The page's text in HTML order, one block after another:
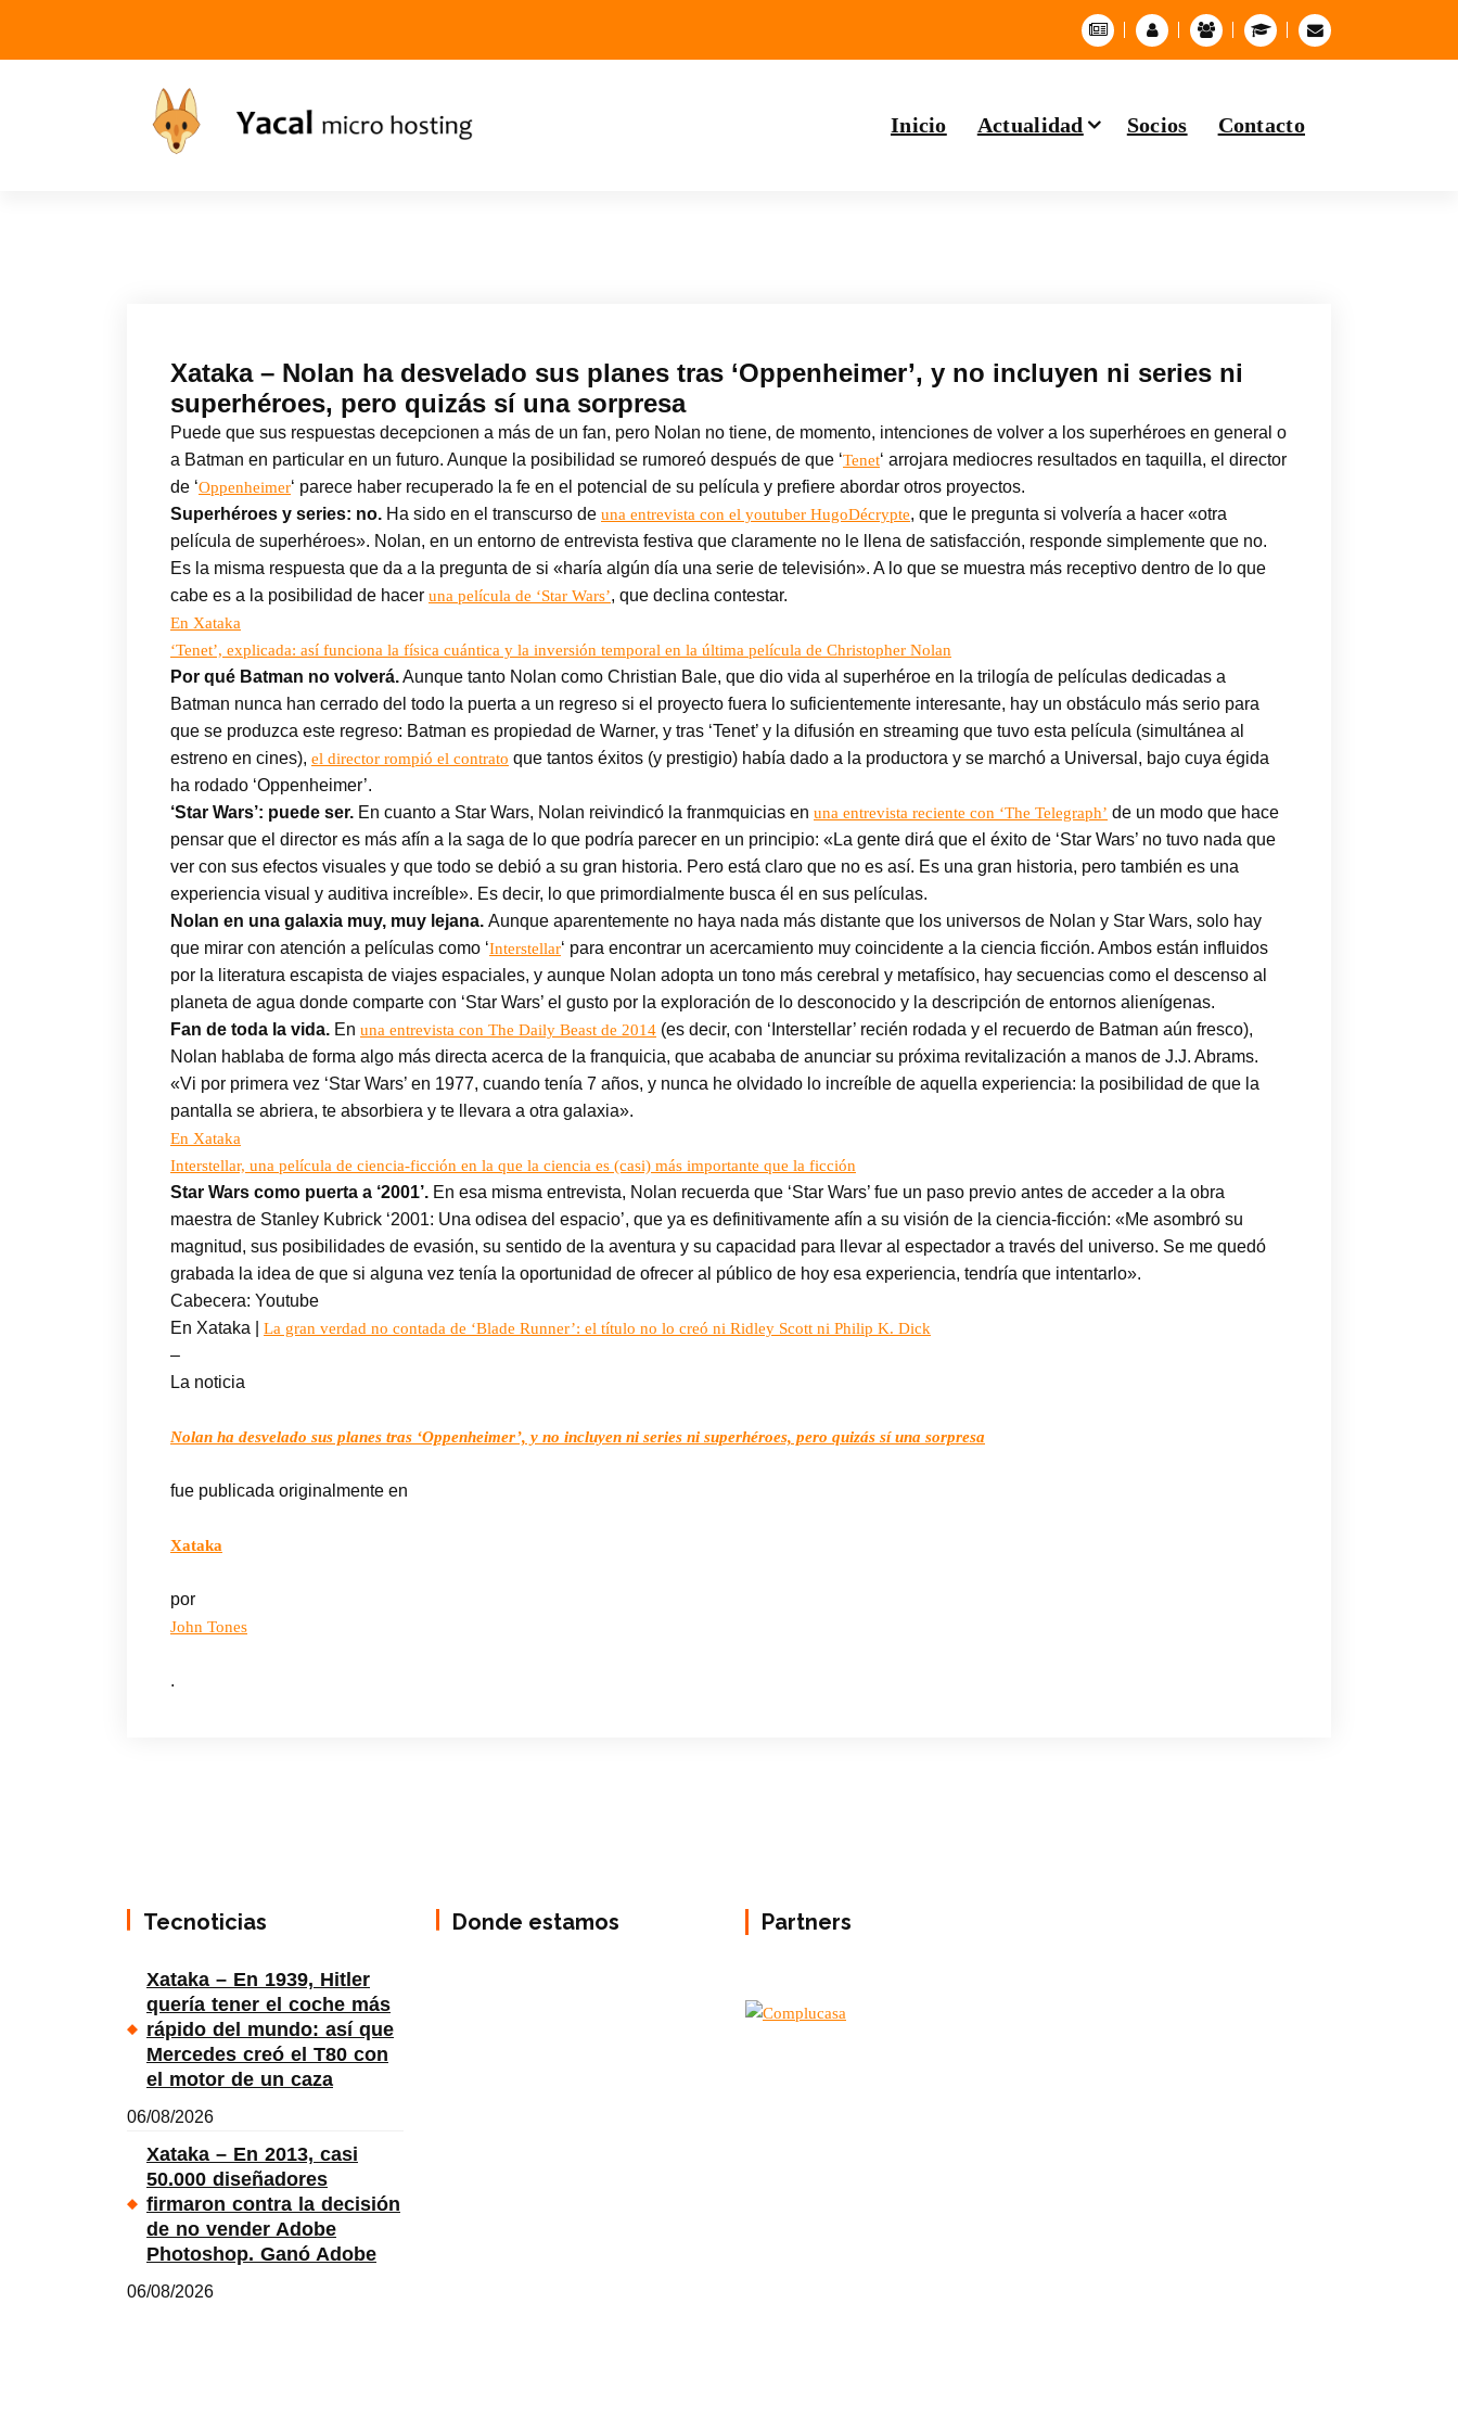
Inicio Actualidad Socios Contacto
Xataka – Nolan ha desvelado sus planes tras ‘Oppenheimer’, y no incluyen ni series ni
superhéroes, pero quizás sí una sorpresa
Puede que sus respuestas decepcionen a más de un fan, pero Nolan no tiene, de momento, intenciones de volver a los superhéroes en general o
a Batman en particular en un futuro. Aunque la posibilidad se rumoreó después de que ‘Tenet‘ arrojara mediocres resultados en taquilla, el director
de ‘Oppenheimer‘ parece haber recuperado la fe en el potencial de su película y prefiere abordar otros proyectos.
Superhéroes y series: no. Ha sido en el transcurso de una entrevista con el youtuber HugoDécrypte, que le pregunta si volvería a hacer «otra
película de superhéroes». Nolan, en un entorno de entrevista festiva que claramente no le llena de satisfacción, responde simplemente que no.
Es la misma respuesta que da a la pregunta de si «haría algún día una serie de televisión». A lo que se muestra más receptivo dentro de lo que
cabe es a la posibilidad de hacer una película de ‘Star Wars’, que declina contestar.
En Xataka
‘Tenet’, explicada: así funciona la física cuántica y la inversión temporal en la última película de Christopher Nolan
Por qué Batman no volverá.Aunque tanto Nolan como Christian Bale, que dio vida al superhéroe en la trilogía de películas dedicadas a
Batman nunca han cerrado del todo la puerta a un regreso si el proyecto fuera lo suficientemente interesante, hay un obstáculo más serio para
que se produzca este regreso: Batman es propiedad de Warner, y tras ‘Tenet’ y la difusión en streaming que tuvo esta película (simultánea al
estreno en cines), el director rompió el contrato que tantos éxitos (y prestigio) había dado a la productora y se marchó a Universal, bajo cuya égida
ha rodado ‘Oppenheimer’.
‘Star Wars’: puede ser. En cuanto a Star Wars, Nolan reivindicó la franmquicias en una entrevista reciente con ‘The Telegraph’ de un modo que hace
pensar que el director es más afín a la saga de lo que podría parecer en un principio: «La gente dirá que el éxito de ‘Star Wars’ no tuvo nada que
ver con sus efectos visuales y que todo se debió a su gran historia. Pero está claro que no es así. Es una gran historia, pero también es una
experiencia visual y auditiva increíble». Es decir, lo que primordialmente busca él en sus películas.
Nolan en una galaxia muy, muy lejana. Aunque aparentemente no haya nada más distante que los universos de Nolan y Star Wars, solo hay
que mirar con atención a películas como ‘Interstellar‘ para encontrar un acercamiento muy coincidente a la ciencia ficción. Ambos están influidos
por la literatura escapista de viajes espaciales, y aunque Nolan adopta un tono más cerebral y metafísico, hay secuencias como el descenso al
planeta de agua donde comparte con ‘Star Wars’ el gusto por la exploración de lo desconocido y la descripción de entornos alienígenas.
Fan de toda la vida. En una entrevista con The Daily Beast de 2014 (es decir, con ‘Interstellar’ recién rodada y el recuerdo de Batman aún fresco),
Nolan hablaba de forma algo más directa acerca de la franquicia, que acababa de anunciar su próxima revitalización a manos de J.J. Abrams.
«Vi por primera vez ‘Star Wars’ en 1977, cuando tenía 7 años, y nunca he olvidado lo increíble de aquella experiencia: la posibilidad de que la
pantalla se abriera, te absorbiera y te llevara a otra galaxia».
En Xataka
Interstellar, una película de ciencia-ficción en la que la ciencia es (casi) más importante que la ficción
Star Wars como puerta a ‘2001’. En esa misma entrevista, Nolan recuerda que ‘Star Wars’ fue un paso previo antes de acceder a la obra
maestra de Stanley Kubrick ‘2001: Una odisea del espacio’, que ya es definitivamente afín a su visión de la ciencia-ficción: «Me asombró su
magnitud, sus posibilidades de evasión, su sentido de la aventura y su capacidad para llevar al espectador a través del universo. Se me quedó
grabada la idea de que si alguna vez tenía la oportunidad de ofrecer al público de hoy esa experiencia, tendría que intentarlo».
Cabecera: Youtube
En Xataka | La gran verdad no contada de ‘Blade Runner’: el título no lo creó ni Ridley Scott ni Philip K. Dick
–
La noticia
Nolan ha desvelado sus planes tras ‘Oppenheimer’, y no incluyen ni series ni superhéroes, pero quizás sí una sorpresa
fue publicada originalmente en
Xataka
por
John Tones
.
Tecnoticias
Xataka – En 1939, Hitler
quería tener el coche más
rápido del mundo: así que
Mercedes creó el T80 con
el motor de un caza
06/08/2026
Xataka – En 2013, casi
50.000 diseñadores
firmaron contra la decisión
de no vender Adobe
Photoshop. Ganó Adobe
06/08/2026
Donde estamos Partners